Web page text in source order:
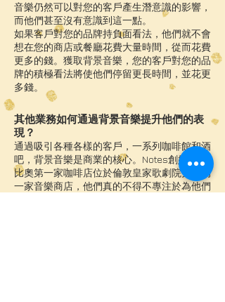
音樂仍然可以對您的客戶產生潛意識的影響，
而他們甚至沒有意識到這一點。
如果客戶對您的品牌持負面看法，他們就不會
想在您的商店或餐廳花費大量時間，從而花費
更多的錢。獲取背景音樂，您的客戶對您的品
牌的積極看法將使他們停留更長時間，並花更
多錢。
其他業務如何通過背景音樂提升他們的表
現？
通過吸引各種各樣的客戶，一系列咖啡館和酒
吧，背景音樂是商業的核心。Notes創始人法
比奧第一家咖啡店位於倫敦皇家歌劇院旁邊的
一家音樂商店，他們真的不得不專注於為他們